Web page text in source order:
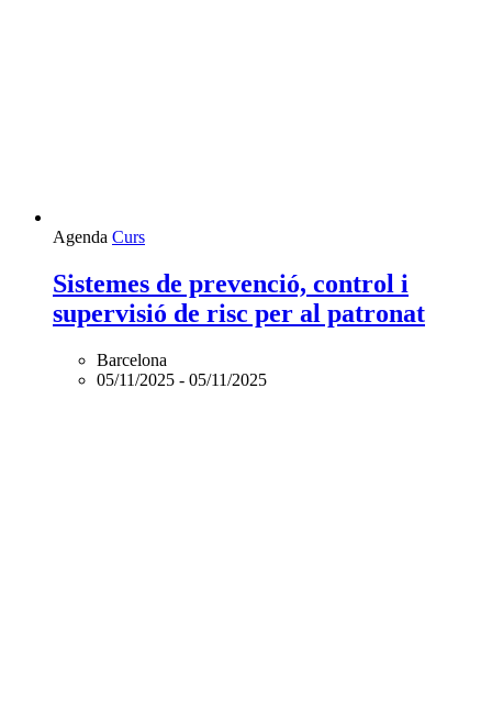
Agenda Curs
Sistemes de prevenció, control i
supervisió de risc per al patronat
Barcelona
05/11/2025 - 05/11/2025